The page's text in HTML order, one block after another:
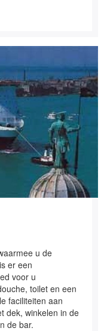
u de
er een
voor u
toilet en een
faciliteiten aan
dek, winkelen in de
de bar.